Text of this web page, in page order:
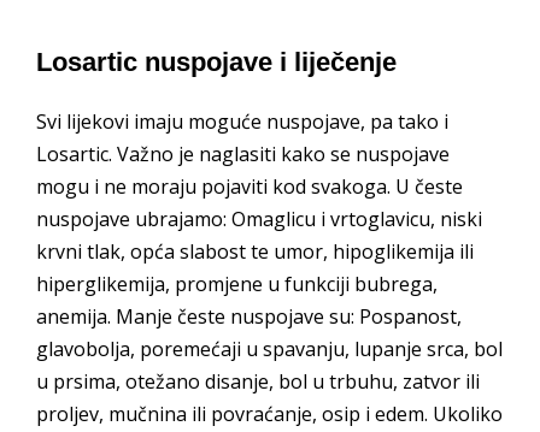
Losartic nuspojave i liječenje
Svi lijekovi imaju moguće nuspojave, pa tako i
Losartic. Važno je naglasiti kako se nuspojave
mogu i ne moraju pojaviti kod svakoga. U česte
nuspojave ubrajamo: Omaglicu i vrtoglavicu, niski
krvni tlak, opća slabost te umor, hipoglikemija ili
hiperglikemija, promjene u funkciji bubrega,
anemija. Manje česte nuspojave su: Pospanost,
glavobolja, poremećaji u spavanju, lupanje srca, bol
u prsima, otežano disanje, bol u trbuhu, zatvor ili
proljev, mučnina ili povraćanje, osip i edem. Ukoliko